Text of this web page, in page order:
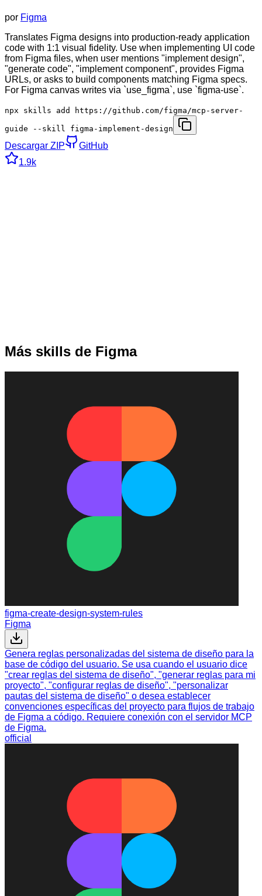
por Figma
Translates Figma designs into production-ready application
code with 1:1 visual fidelity. Use when implementing UI code
from Figma files, when user mentions "implement design",
"generate code", "implement component", provides Figma
URLs, or asks to build components matching Figma specs.
For Figma canvas writes via `use_figma`, use `figma-use`.
npx skills add https://github.com/figma/mcp-server-
guide --skill figma-implement-design
Descargar ZIP
GitHub
1.9k
Más skills de Figma
figma-create-design-system-rules
Figma
Genera reglas personalizadas del sistema de diseño para la
base de código del usuario. Se usa cuando el usuario dice
"crear reglas del sistema de diseño", "generar reglas para mi
proyecto", "configurar reglas de diseño", "personalizar
pautas del sistema de diseño" o desea establecer
convenciones específicas del proyecto para flujos de trabajo
de Figma a código. Requiere conexión con el servidor MCP
de Figma.
official